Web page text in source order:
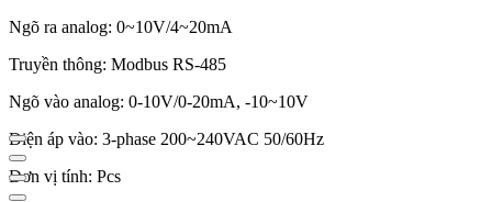
Ngõ ra analog: 0~10V/4~20mA
Truyền thông: Modbus RS-485
Ngõ vào analog: 0-10V/0-20mA, -10~10V
Điện áp vào: 3-phase 200~240VAC 50/60Hz
Đơn vị tính: Pcs